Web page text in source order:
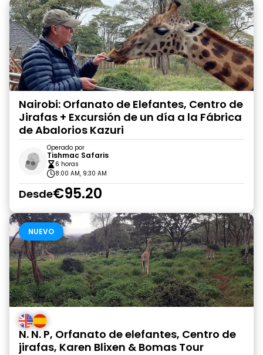
Nairobi: Orfanato de Elefantes, Centro de
Jirafas + Excursión de un día a la Fábrica
de Abalorios Kazuri
Operado por
Tishmac Safaris
6 horas
8:00 AM, 9:30 AM
Desde€95.20
NUEVO
N. N. P, Orfanato de elefantes, Centro de
jirafas, Karen Blixen & Bomas Tour